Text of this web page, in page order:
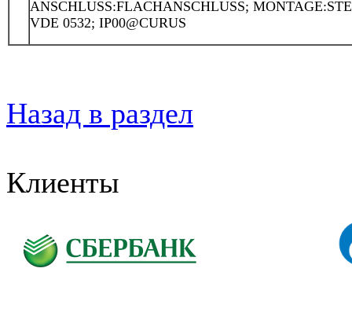
ANSCHLUSS:FLACHANSCHLUSS;
VDE 0532; IP00@CURUS
Назад в раздел
Клиенты